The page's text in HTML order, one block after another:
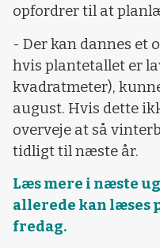
opfordrer til at
- Der kan dannes et
hvis plantetallet er
kvadratmeter),
august. Hvis dette
overveje at så
tidligt til næste år.
Læs mere i næste
allerede kan læses
fredag.